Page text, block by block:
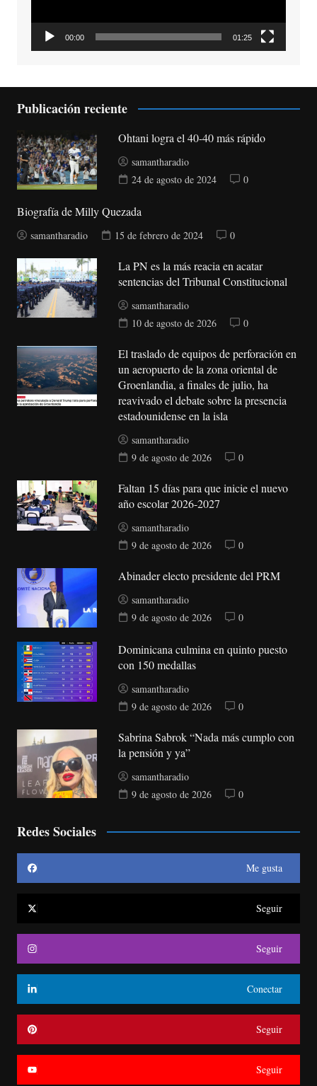
00:00 01:25
Publicación reciente
Ohtani logra el 40-40 más rápido
samantharadio
24 de agosto de 2024
0
Biografía de Milly Quezada
samantharadio 15 de febrero de 2024 0
La PN es la más reacia en acatar
sentencias del Tribunal Constitucional
samantharadio
10 de agosto de 2026
0
El traslado de equipos de perforación en
un aeropuerto de la zona oriental de
Groenlandia, a finales de julio, ha
reavivado el debate sobre la presencia
estadounidense en la isla
samantharadio
9 de agosto de 2026
0
Faltan 15 días para que inicie el nuevo
año escolar 2026-2027
samantharadio
9 de agosto de 2026
0
Abinader electo presidente del PRM
samantharadio
9 de agosto de 2026
0
Dominicana culmina en quinto puesto
con 150 medallas
samantharadio
9 de agosto de 2026
0
Sabrina Sabrok “Nada más cumplo con
la pensión y ya”
samantharadio
9 de agosto de 2026
0
Redes Sociales
Me gusta
Seguir
Seguir
Conectar
Seguir
Seguir